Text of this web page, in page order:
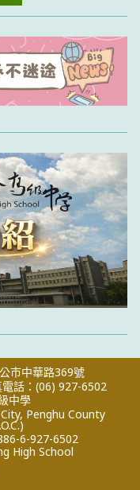
市中華路369號
電話：(06) 927-6502
中學
Penghu County
6-927-6502
High School